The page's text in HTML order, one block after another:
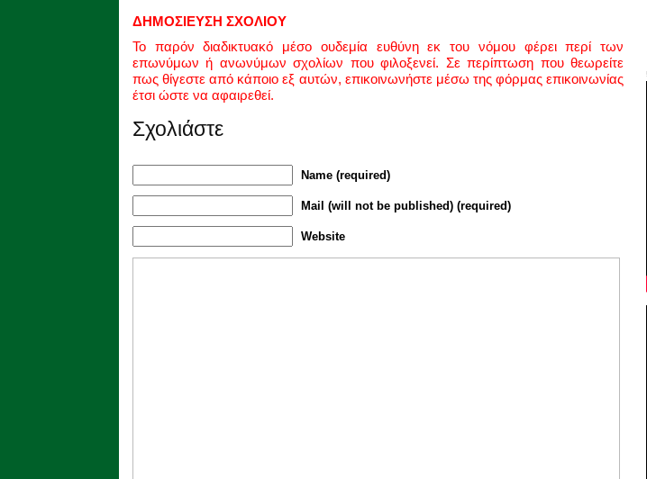
ΔΗΜΟΣΙΕΥΣΗ ΣΧΟΛΙΟΥ
Το παρόν διαδικτυακό μέσο ουδεμία ευθύνη εκ του νόμου φέρει περί των
επωνύμων ή ανωνύμων σχολίων που φιλοξενεί. Σε περίπτωση που θεωρείτε
πως θίγεστε από κάποιο εξ αυτών, επικοινωνήστε μέσω της φόρμας επικοινωνίας
έτσι ώστε να αφαιρεθεί.
Σχολιάστε
Name (required)
Mail (will not be published) (required)
Website